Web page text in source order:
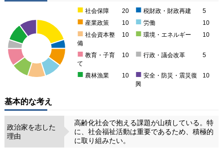
■ 社会保障 20 ■ 税財政・財政再建 5
■ 産業政策 10 ■ 労働 10
■ 社会資本整
備
10 ■ 環境・エネルギー 10
■ 教育・子育
て
10 ■ 行政・議会改革 5
■ 農林漁業 10 ■ 安全・防災・震災復
興
10
基本的な考え
政治家を志した
理由
高齢化社会で抱える課題が山積している。特
に、社会福祉活動は重要であるため、積極的
に取り組みたい。